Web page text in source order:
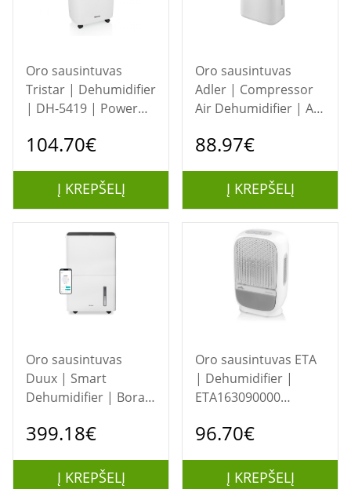
Oro sausintuvas
Tristar | Dehumidifier
| DH-5419 | Power
rooms up to 45 m³ |
2.5 L | White
104.70€
Į KREPŠELĮ
Oro sausintuvas
Adler | Compressor
Air Dehumidifier | AD
Suitable for rooms up
capacity 2 L | White
88.97€
Į KREPŠELĮ
Oro sausintuvas
Duux | Smart
Dehumidifier | Bora |
to 50 m² | Water tank
399.18€
Į KREPŠELĮ
Oro sausintuvas ETA
| Dehumidifier |
ETA163090000
W | Suitable for
Suitable for rooms up
96.70€
Į KREPŠELĮ